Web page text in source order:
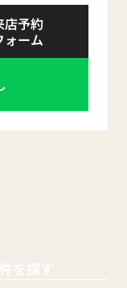
店予約
ォーム
を探す